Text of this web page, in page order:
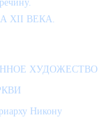
XII ВЕКА.
ХУДОЖЕСТВО
Никону